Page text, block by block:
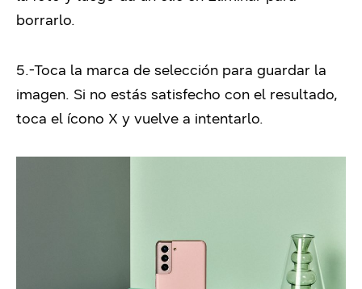
borrarlo.
5.-Toca la marca de selección para guardar la
imagen. Si no estás satisfecho con el resultado,
toca el ícono X y vuelve a intentarlo.